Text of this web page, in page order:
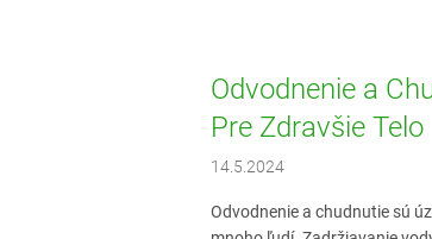
Odvodnenie a
Pre Zdravšie Telo
14.5.2024
Odvodnenie a chudnutie sú